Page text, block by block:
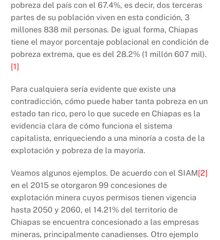
pobreza del país con el 67.4%, es decir, dos terceras
partes de su población viven en esta condición, 3
millones 838 mil personas. De igual forma, Chiapas
tiene el mayor porcentaje poblacional en condición de
pobreza extrema, que es del 28.2% (1 millón 607 mil).
[1]
Para cualquiera sería evidente que existe una
contradicción, cómo puede haber tanta pobreza en un
estado tan rico, pero lo que sucede en Chiapas es la
evidencia clara de cómo funciona el sistema
capitalista, enriqueciendo a una minoría a costa de la
explotación y pobreza de la mayoría.
Veamos algunos ejemplos. De acuerdo con el SIAM[2]
en el 2015 se otorgaron 99 concesiones de
explotación minera cuyos permisos tienen vigencia
hasta 2050 y 2060, el 14.21% del territorio de
Chiapas se encuentra concesionado a las empresas
mineras, principalmente canadienses. Otro ejemplo